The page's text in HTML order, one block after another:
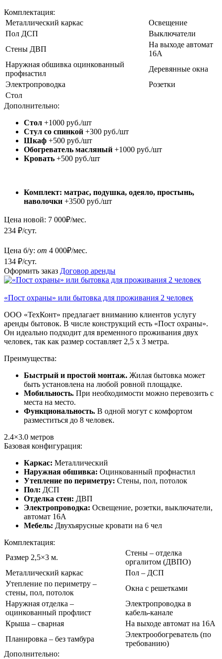
Комплектация:
Металлический каркас
Освещение
Пол ДСП
Выключатели
Стены ДВП
На выходе автомат
16А
Наружная обшивка оцинкованный
профнастил
Деревянные окна
Электропроводка
Розетки
Стол
Дополнительно:
Стол +1000 руб./шт
Стул со спинкой +300 руб./шт
Шкаф +500 руб./шт
Обогреватель масляный +1000 руб./шт
Кровать +500 руб./шт
Комплект: матрас, подушка, одеяло, простынь,
наволочки +3500 руб./шт
Цена новой: 7 000₽/мес.
234 ₽/сут.
Цена б/у: от 4 000₽/мес.
134 ₽/сут.
Оформить заказ Договор аренды
«Пост охраны» или бытовка для проживания 2 человек
ООО «ТехКонт» предлагает вниманию клиентов услугу
аренды бытовок. В числе конструкций есть «Пост охраны».
Он идеально подходит для временного проживания двух
человек, так как размер составляет 2,5 х 3 метра.
Преимущества:
Быстрый и простой монтаж. Жилая бытовка может
быть установлена на любой ровной площадке.
Мобильность. При необходимости можно перевозить с
места на место.
Функциональность. В одной могут с комфортом
разместиться до 8 человек.
2.4×3.0 метров
Базовая конфигурация:
Каркас: Металлический
Наружная обшивка: Оцинкованный профнастил
Утепление по периметру: Стены, пол, потолок
Пол: ДСП
Отделка стен: ДВП
Электропроводка: Освещение, розетки, выключатели,
автомат 16А
Мебель: Двухъярусные кровати на 6 чел
Комплектация:
Размер 2,5×3 м.
Стены – отделка
оргалитом (ДВПО)
Металлический каркас
Пол – ДСП
Утепление по периметру –
стены, пол, потолок
Окна с решетками
Наружная отделка –
оцинкованный профлист
Электропроводка в
кабель-канале
Крыша – сварная
На выходе автомат на 16А
Планировка – без тамбура
Электрообогреватель (по
требованию)
Дополнительно: